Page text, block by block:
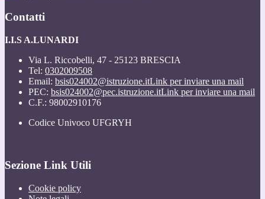
Contatti
I.I.S A.LUNARDI
Via L. Riccobelli, 47 - 25123 BRESCIA
Tel: 0302009508
Email: bsis024002@istruzione.itLink per inviare una mail
PEC: bsis024002@pec.istruzione.itLink per inviare una mail
C.F.: 98002910176
Codice Univoco UFGRYH
Sezione Link Utili
Cookie policy